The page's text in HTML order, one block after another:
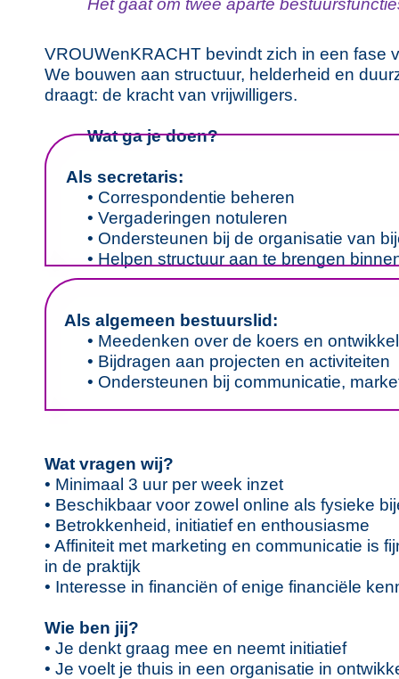
Het gaat om twee aparte
VROUWenKRACHT bevindt zich in een fase
We bouwen aan structuur, helderheid en
draagt: de kracht van vrijwilligers.
Wat ga je doen?
Als secretaris:
• Correspondentie beheren
• Vergaderingen notuleren
• Ondersteunen bij de organisatie van
• Helpen structuur aan te brengen
Als algemeen bestuurslid:
• Meedenken over de koers en
• Bijdragen aan projecten en activiteiten
• Ondersteunen bij communicatie,
Wat vragen wij?
• Minimaal 3 uur per week inzet
• Beschikbaar voor zowel online als fysieke
• Betrokkenheid, initiatief en enthousiasme
• Affiniteit met marketing en communicatie is
in de praktijk
• Interesse in financiën of enige financiële
Wie ben jij?
• Je denkt graag mee en neemt initiatief
• Je voelt je thuis in een organisatie in